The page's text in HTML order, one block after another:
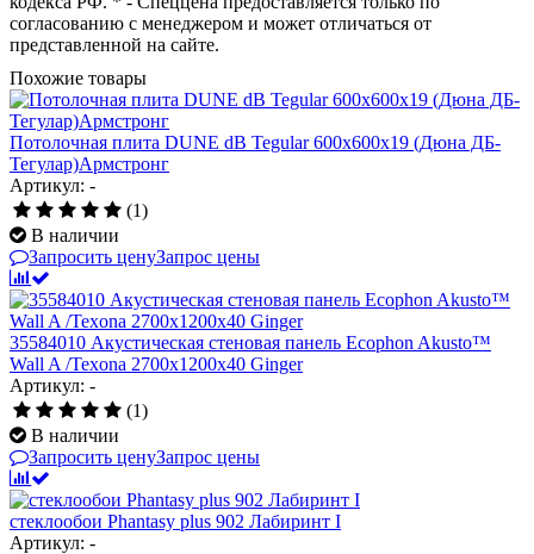
согласованию с менеджером и может отличаться от
представленной на сайте.
Похожие товары
Потолочная плита DUNE dB Tegular 600x600x19 (Дюна ДБ-
Тегулар)Армстронг
Артикул: -
(1)
В наличии
Запросить ценуЗапрос цены
35584010 Акустическая стеновая панель Ecophon Akusto™
Wall A /Texona 2700x1200x40 Ginger
Артикул: -
(1)
В наличии
Запросить ценуЗапрос цены
стеклообои Phantasy plus 902 Лабиринт I
Артикул: -